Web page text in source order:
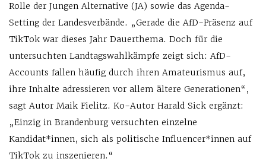
Rolle der Jungen Alternative (JA) sowie das Agenda-
Setting der Landesverbände. „Gerade die AfD-Präsenz auf
TikTok war dieses Jahr Dauerthema. Doch für die
untersuchten Landtagswahlkämpfe zeigt sich: AfD-
Accounts fallen häufig durch ihren Amateurismus auf,
ihre Inhalte adressieren vor allem ältere Generationen“,
sagt Autor Maik Fielitz. Ko-Autor Harald Sick ergänzt:
„Einzig in Brandenburg versuchten einzelne
Kandidat*innen, sich als politische Influencer*innen auf
TikTok zu inszenieren.“